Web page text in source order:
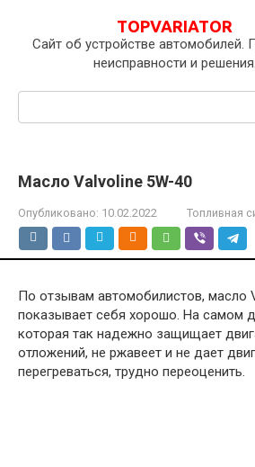
контенту
TOPVARIATOR
Сайт об устройстве автомобилей.
неисправности и решения.
Поиск:
Масло Valvoline 5W-40
Опубликовано: 10.02.2022 Топливная
По отзывам автомобилистов, масло
показывает себя хорошо. На самом
которая так надежно защищает
отложений, не ржавеет и не дает
перегреваться, трудно переоценить.